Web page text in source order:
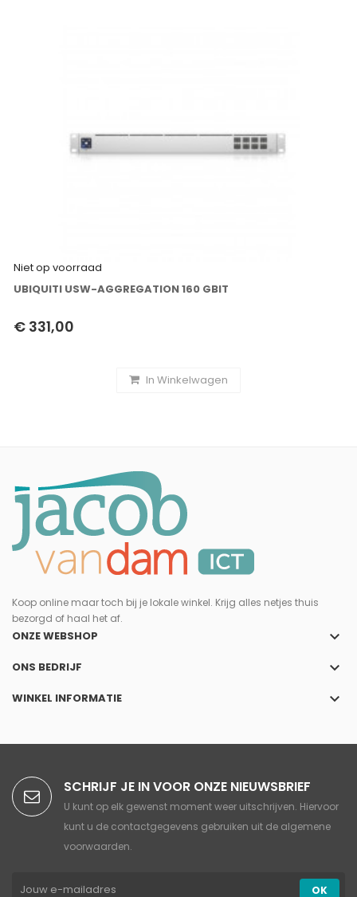
Niet op voorraad
UBIQUITI USW-AGGREGATION 160 GBIT
€ 331,00
In Winkelwagen
Koop online maar toch bij je lokale winkel. Krijg alles netjes thuis
bezorgd of haal het af.
ONZE WEBSHOP keyboard_arrow_down
ONS BEDRIJF keyboard_arrow_down
WINKEL INFORMATIE keyboard_arrow_down
SCHRIJF JE IN VOOR ONZE NIEUWSBRIEF
U kunt op elk gewenst moment weer uitschrijven. Hiervoor
kunt u de contactgegevens gebruiken uit de algemene
voorwaarden.